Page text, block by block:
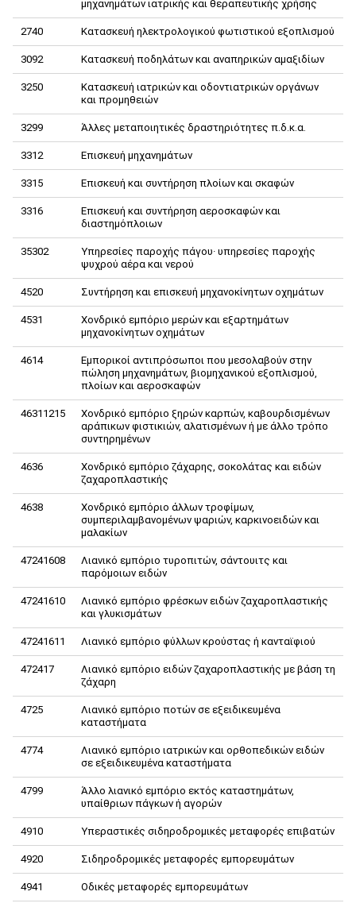
μηχανημάτων ιατρικής και θεραπευτικής χρήσης
2740 Κατασκευή ηλεκτρολογικού φωτιστικού εξοπλισμού
3092 Κατασκευή ποδηλάτων και αναπηρικών αμαξιδίων
3250
Κατασκευή ιατρικών και οδοντιατρικών οργάνων
και προμηθειών
3299 Άλλες μεταποιητικές δραστηριότητες π.δ.κ.α.
3312 Επισκευή μηχανημάτων
3315 Επισκευή και συντήρηση πλοίων και σκαφών
3316
Επισκευή και συντήρηση αεροσκαφών και
διαστημόπλοιων
35302
Υπηρεσίες παροχής πάγου· υπηρεσίες παροχής
ψυχρού αέρα και νερού
4520 Συντήρηση και επισκευή μηχανοκίνητων οχημάτων
4531
Χονδρικό εμπόριο μερών και εξαρτημάτων
μηχανοκίνητων οχημάτων
4614
Εμπορικοί αντιπρόσωποι που μεσολαβούν στην
πώληση μηχανημάτων, βιομηχανικού εξοπλισμού,
πλοίων και αεροσκαφών
46311215
Χονδρικό εμπόριο ξηρών καρπών, καβουρδισμένων
αράπικων φιστικιών, αλατισμένων ή με άλλο τρόπο
συντηρημένων
4636
Χονδρικό εμπόριο ζάχαρης, σοκολάτας και ειδών
ζαχαροπλαστικής
4638
Χονδρικό εμπόριο άλλων τροφίμων,
συμπεριλαμβανομένων ψαριών, καρκινοειδών και
μαλακίων
47241608
Λιανικό εμπόριο τυροπιτών, σάντουιτς και
παρόμοιων ειδών
47241610
Λιανικό εμπόριο φρέσκων ειδών ζαχαροπλαστικής
και γλυκισμάτων
47241611 Λιανικό εμπόριο φύλλων κρούστας ή κανταϊφιού
472417
Λιανικό εμπόριο ειδών ζαχαροπλαστικής με βάση τη
ζάχαρη
4725
Λιανικό εμπόριο ποτών σε εξειδικευμένα
καταστήματα
4774
Λιανικό εμπόριο ιατρικών και ορθοπεδικών ειδών
σε εξειδικευμένα καταστήματα
4799
Άλλο λιανικό εμπόριο εκτός καταστημάτων,
υπαίθριων πάγκων ή αγορών
4910 Υπεραστικές σιδηροδρομικές μεταφορές επιβατών
4920 Σιδηροδρομικές μεταφορές εμπορευμάτων
4941 Οδικές μεταφορές εμπορευμάτων